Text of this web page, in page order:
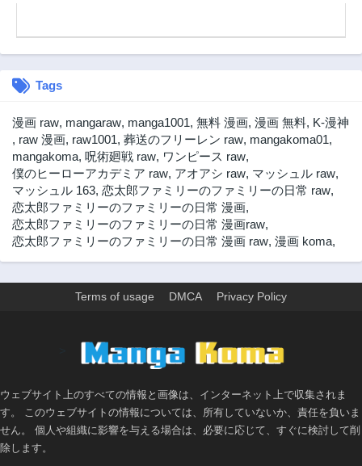
Tags
漫画 raw, mangaraw, manga1001, 無料 漫画, 漫画 無料, K-漫神
, raw 漫画, raw1001, 葬送のフリーレン raw, mangakoma01,
mangakoma, 呪術廻戦 raw, ワンピース raw,
僕のヒーローアカデミア raw, アオアシ raw, マッシュル raw,
マッシュル 163, 恋太郎ファミリーのファミリーの日常 raw,
恋太郎ファミリーのファミリーの日常 漫画,
恋太郎ファミリーのファミリーの日常 漫画raw,
恋太郎ファミリーのファミリーの日常 漫画 raw, 漫画 koma,
Terms of usage DMCA Privacy Policy
ウェブサイト上のすべての情報と画像は、インターネット上で収集されま
す。 このウェブサイトの情報については、所有していないか、責任を負いま
せん。 個人や組織に影響を与える場合は、必要に応じて、すぐに検討して削
除します。